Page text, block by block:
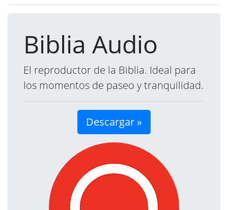
Biblia Audio
El reproductor de la Biblia. Ideal para
los momentos de paseo y tranquilidad.
Descargar »